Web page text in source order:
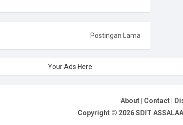
Postingan Lama
Your Ads Here
About Contact
Copyright © 2026SDIT